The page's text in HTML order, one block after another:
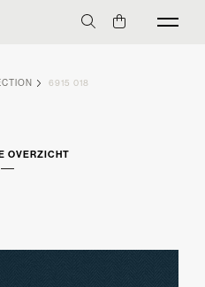
6915 018
OVERZICHT